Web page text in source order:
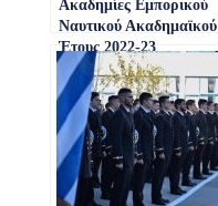
Ακαδημίες Εμπορικού
Ναυτικού Ακαδημαϊκού
Έτους 2022-23